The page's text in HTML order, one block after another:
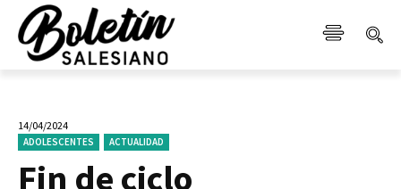
14/04/2024
ADOLESCENTES ACTUALIDAD
Fin de ciclo